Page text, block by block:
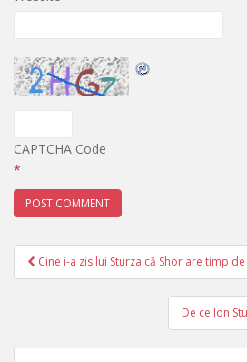
CAPTCHA Code
*
Post navigation
Cine i-a zis lui Sturza că Shor are timp
De ce Ion